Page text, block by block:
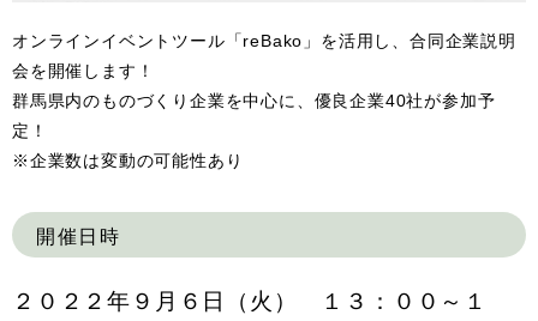
オンラインイベントツール「reBako」を活用し、合同企業説明
会を開催します！
群馬県内のものづくり企業を中心に、優良企業40社が参加予
定！
※企業数は変動の可能性あり
開催日時
２０２２年９ 月６日（火） １３：００～１